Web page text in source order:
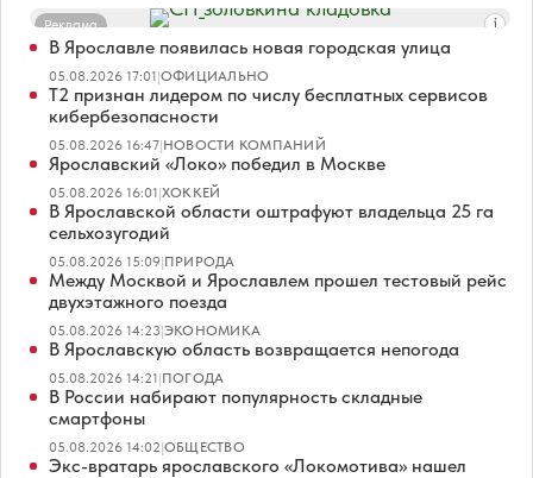
Реклама
В Ярославле появилась новая городская улица
05.08.2026 17:01|ОФИЦИАЛЬНО
Т2 признан лидером по числу бесплатных сервисов
кибербезопасности
05.08.2026 16:47|НОВОСТИ КОМПАНИЙ
Ярославский «Локо» победил в Москве
05.08.2026 16:01|ХОККЕЙ
В Ярославской области оштрафуют владельца 25 га
сельхозугодий
05.08.2026 15:09|ПРИРОДА
Между Москвой и Ярославлем прошел тестовый рейс
двухэтажного поезда
05.08.2026 14:23|ЭКОНОМИКА
В Ярославскую область возвращается непогода
05.08.2026 14:21|ПОГОДА
В России набирают популярность складные
смартфоны
05.08.2026 14:02|ОБЩЕСТВО
Экс-вратарь ярославского «Локомотива» нашел